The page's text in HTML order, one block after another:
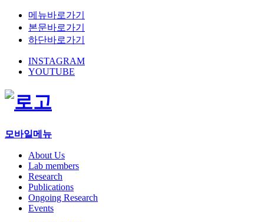
메뉴바로가기
본문바로가기
하단바로가기
INSTAGRAM
YOUTUBE
모바일메뉴
About Us
Lab members
Research
Publications
Ongoing Research
Events